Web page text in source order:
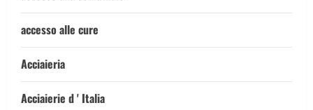
accesso alle cure
Acciaieria
Acciaierie d ' Italia